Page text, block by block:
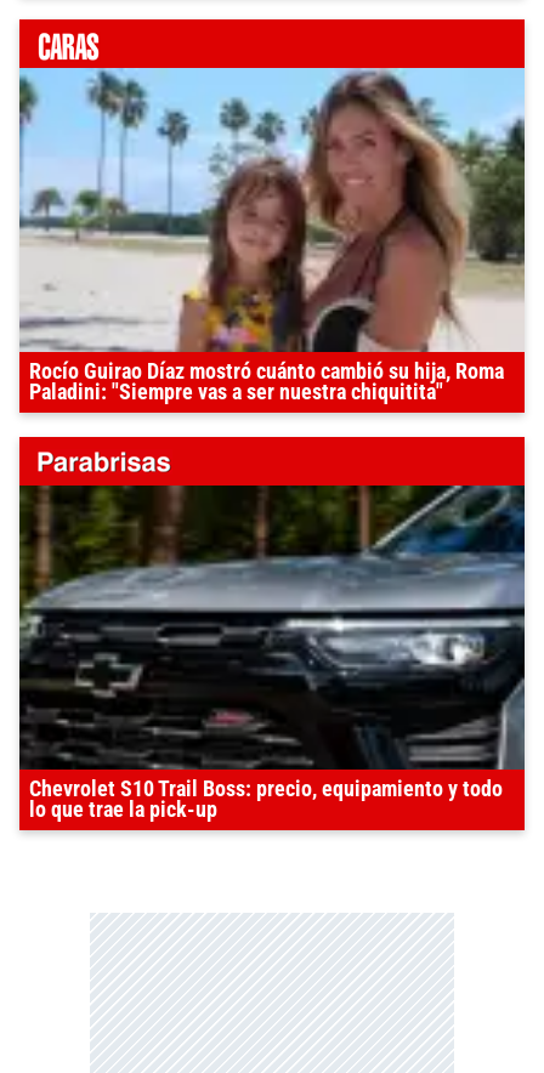
Rocío Guirao Díaz mostró cuánto cambió su hija, Roma
Paladini: "Siempre vas a ser nuestra chiquitita"
Chevrolet S10 Trail Boss: precio, equipamiento y todo
lo que trae la pick-up